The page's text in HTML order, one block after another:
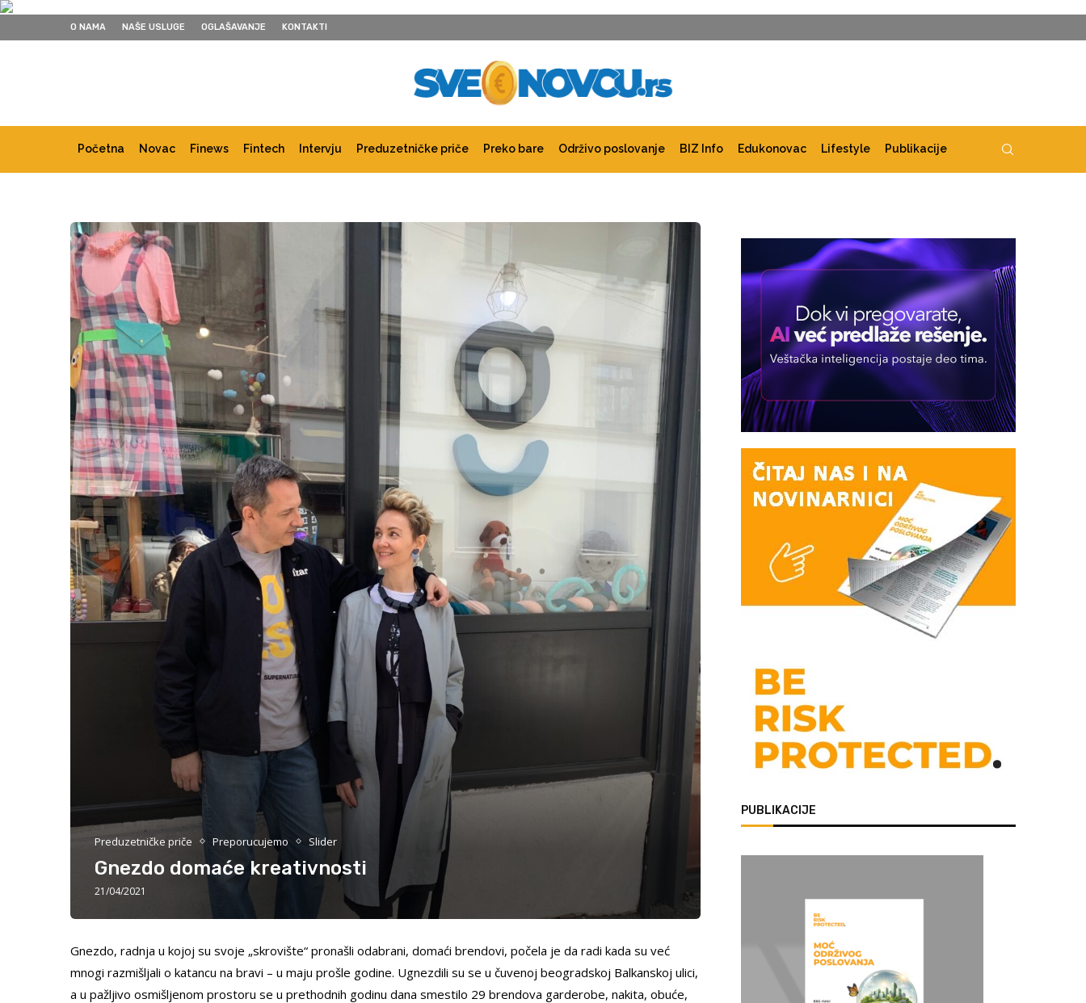
O NAMA NAŠE USLUGE OGLAŠAVANJE KONTAKTI
Početna Novac Finews Fintech Intervju Preduzetničke priče Preko bare Održivo poslovanje BIZ Info Edukonovac Lifestyle Publikacije
Preduzetničke priče Preporucujemo Slider
Gnezdo domaće kreativnosti
21/04/2021
Gnezdo, radnja u kojoj su svoje „skrovište“ pronašli odabrani, domaći brendovi, počela je da radi kada su već
mnogi razmišljali o katancu na bravi – u maju prošle godine. Ugnezdili su se u čuvenoj beogradskoj Balkanskoj ulici,
a u pažljivo osmišljenom prostoru se u prethodnih godinu dana smestilo 29 brendova garderobe, nakita, obuće,
PUBLIKACIJE